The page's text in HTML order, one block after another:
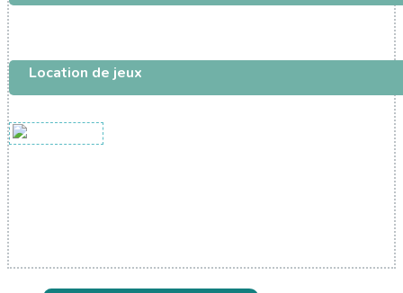
Location de jeux